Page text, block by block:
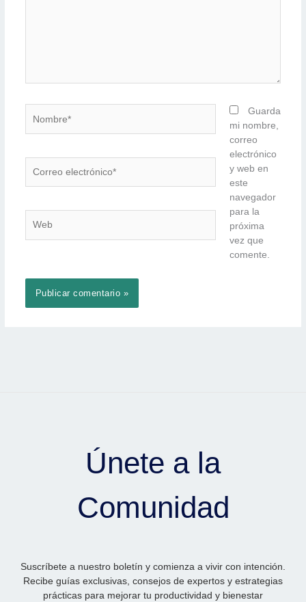
electrónico*
Guarda
mi nombre,
correo
electrónico
y web en
este
navegador
para la
próxima
vez que
comente.
Únete a la
Comunidad
Suscríbete a nuestro boletín y comienza a vivir con intención.
Recibe guías exclusivas, consejos de expertos y estrategias
prácticas para mejorar tu productividad y bienestar